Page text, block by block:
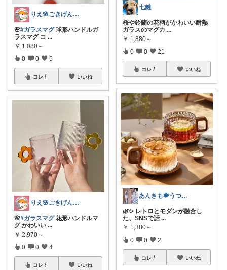
りえ🌸ごきげんな暮らし🏠🌿
🌸#ガラスマグ球形ハンドルガ
ラスマグ コ ...
￥ 1,080～
0 0 5
コレ いいね
りえ🌸ごきげんな暮らし🏠🌿
🌸#ガラスマグ花形ハンドルマ
グ かわいい ...
￥ 2,970～
0 0 4
コレ いいね
七鍵
桜や鈴蘭の花柄がかわいい耐熱
ガラスのマグカ ...
￥ 1,880～
0 0 21
コレ いいね
あんきも🐡うつわ好き/10日購入感謝
🌿✨ レトロとモダンが融合し
た、SNSで話 ...
￥ 1,380～
0 0 2
コレ いいね